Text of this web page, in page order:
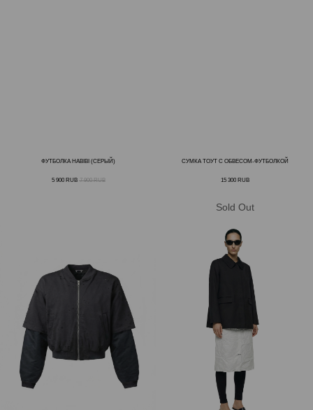
ФУТБОЛКА HABIBI (СЕРЫЙ)
5 900 RUB 7 900 RUB
СУМКА ТОУТ С ОБВЕСОМ-ФУТБОЛКОЙ
15 300 RUB